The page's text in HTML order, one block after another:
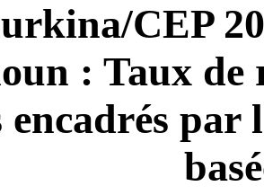
CEP
: Taux de
encadrés